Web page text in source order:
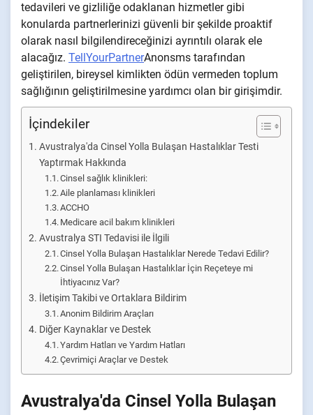
tedavileri ve gizliliğe odaklanan hizmetler gibi
konularda partnerlerinizi güvenli bir şekilde proaktif
olarak nasıl bilgilendireceğinizi ayrıntılı olarak ele
alacağız. TellYourPartnerAnonsms tarafından
geliştirilen, bireysel kimlikten ödün vermeden toplum
sağlığının geliştirilmesine yardımcı olan bir girişimdir.
İçindekiler
Avustralya'da Cinsel Yolla Bulaşan Hastalıklar Testi
Yaptırmak Hakkında
Cinsel sağlık klinikleri:
Aile planlaması klinikleri
ACCHO
Medicare acil bakım klinikleri
Avustralya STI Tedavisi ile İlgili
Cinsel Yolla Bulaşan Hastalıklar Nerede Tedavi Edilir?
Cinsel Yolla Bulaşan Hastalıklar İçin Reçeteye mi
İhtiyacınız Var?
İletişim Takibi ve Ortaklara Bildirim
Anonim Bildirim Araçları
Diğer Kaynaklar ve Destek
Yardım Hatları ve Yardım Hatları
Çevrimiçi Araçlar ve Destek
Avustralya'da Cinsel Yolla Bulaşan